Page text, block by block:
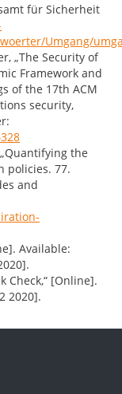
für Sicherheit
Umgang/
„The Security of
Framework and
of the 17th ACM
security,
the
policies. 77.
and
Available:
[Online].
2020].